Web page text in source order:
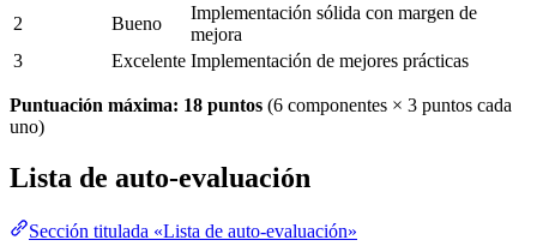
2
Bueno
Implementación sólida con margen de
mejora
3
Excelente Implementación de mejores prácticas
Puntuación máxima: 18 puntos (6 componentes × 3 puntos cada
uno)
Lista de auto-evaluación
Sección titulada «Lista de auto-evaluación»